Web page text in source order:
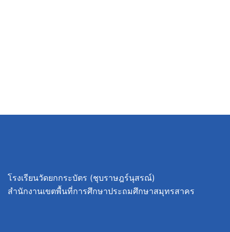
โรงเรียนวัดยกกระบัตร (ชุบราษฎร์นุสรณ์)
สำนักงานเขตพื้นที่การศึกษาประถมศึกษาสมุทรสาคร